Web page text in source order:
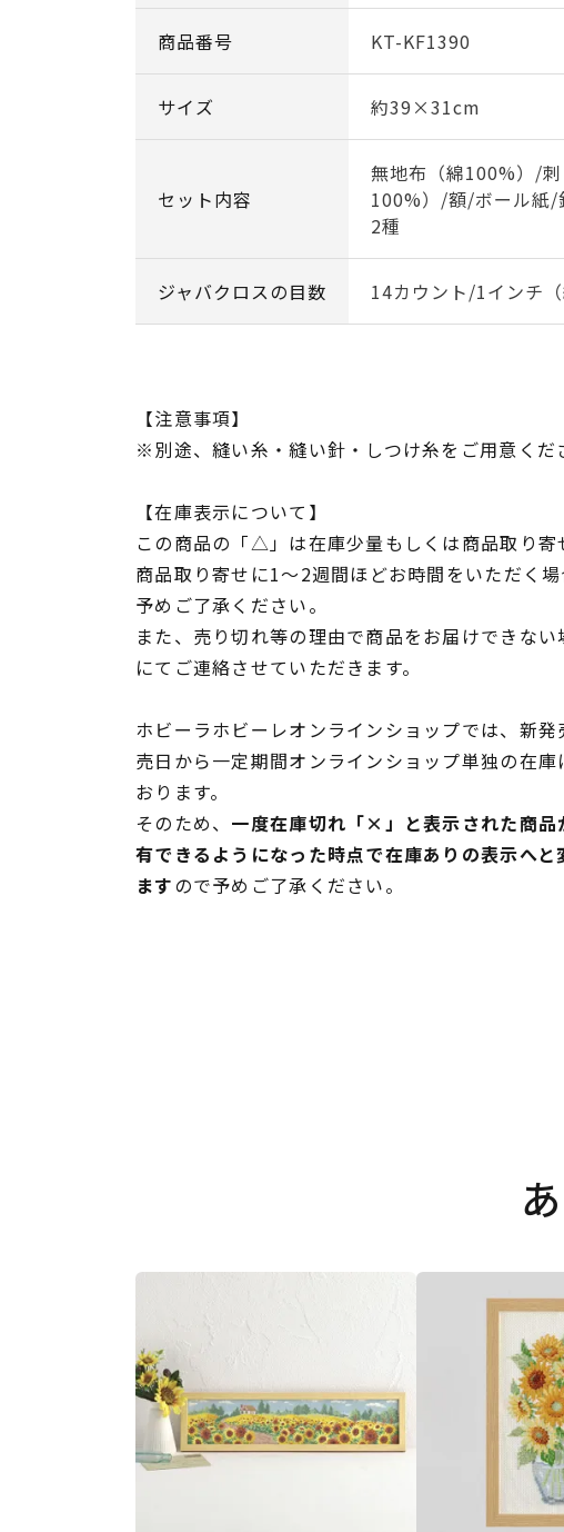
商品番号 KT-KF1390
サイズ 約39×31cm
セット内容
無地布（綿100%）/
100%）/額/ボール紙/
2種
ジャバクロスの目数 14カウント/1インチ
【注意事項】
※別途、縫い糸・縫い針・しつけ糸をご用意くだ
【在庫表示について】
この商品の「△」は在庫少量もしくは商品取り寄
商品取り寄せに1～2週間ほどお時間をいただく
予めご了承ください。
また、売り切れ等の理由で商品をお届けできな
にてご連絡させていただきます。
ホビーラホビーレオンラインショップでは、新
売日から一定期間オンラインショップ単独の在庫
おります。
そのため、 一度在庫切れ「×」と表示された商品
有できるようになった時点で在庫ありの表示へと
ますので予めご了承ください。